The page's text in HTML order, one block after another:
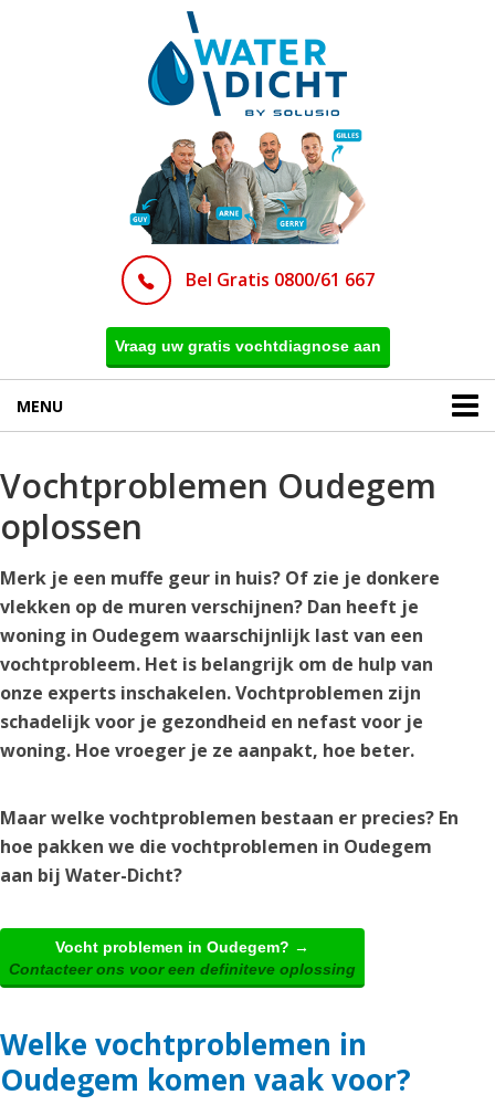
Bel Gratis 0800/61 667
Vraag uw gratis vochtdiagnose aan
MENU
Vochtproblemen Oudegem
oplossen
Merk je een muffe geur in huis? Of zie je donkere
vlekken op de muren verschijnen? Dan heeft je
woning in Oudegem waarschijnlijk last van een
vochtprobleem. Het is belangrijk om de hulp van
onze experts inschakelen. Vochtproblemen zijn
schadelijk voor je gezondheid en nefast voor je
woning. Hoe vroeger je ze aanpakt, hoe beter.
Maar welke vochtproblemen bestaan er precies? En
hoe pakken we die vochtproblemen in Oudegem
aan bij Water-Dicht?
Vocht problemen in Oudegem? →
Contacteer ons voor een definiteve oplossing
Welke vochtproblemen in
Oudegem komen vaak voor?